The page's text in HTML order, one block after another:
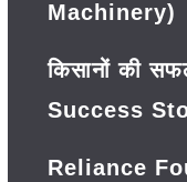
Machinery)
किसानों की
Success
Reliance